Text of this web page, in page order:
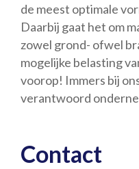
de meest optimale
Daarbij gaat het om
zowel grond- ofwel
mogelijke belasting
voorop! Immers bij
verantwoord
Contact